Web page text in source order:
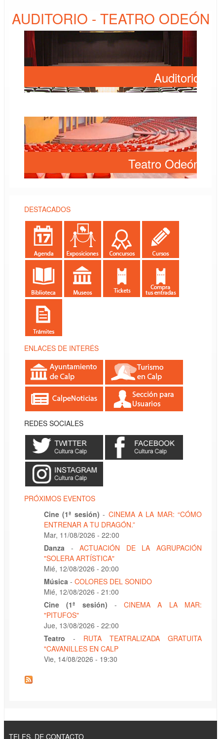
AUDITORIO - TEATRO ODEÓN
Auditorio
Teatro Odeón
DESTACADOS
ENLACES DE INTERÉS
REDES SOCIALES
PRÓXIMOS EVENTOS
Cine (1ª sesión) - CINEMA A LA MAR: “CÓMO
ENTRENAR A TU DRAGÓN.”
Mar, 11/08/2026 - 22:00
Danza
-ACTUACIÓN DE LA AGRUPACIÓN
"SOLERA ARTÍSTICA"
Mié, 12/08/2026 - 20:00
Música - COLORES DEL SONIDO
Mié, 12/08/2026 - 21:00
Cine (1ª sesión)
-CINEMA A LA MAR:
"PITUFOS"
Jue, 13/08/2026 - 22:00
Teatro
- RUTA TEATRALIZADA GRATUITA
"CAVANILLES EN CALP
Vie, 14/08/2026 - 19:30
TELFS. DE CONTACTO